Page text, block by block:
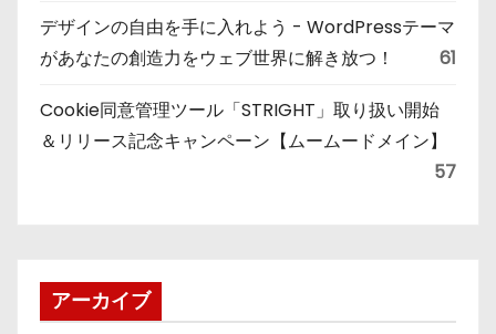
デザインの自由を手に入れよう - WordPressテーマ
があなたの創造力をウェブ世界に解き放つ！
61
Cookie同意管理ツール「STRIGHT」取り扱い開始
＆リリース記念キャンペーン【ムームードメイン】
57
アーカイブ